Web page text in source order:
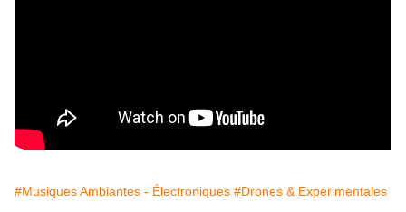
#Musiques Ambiantes - Électroniques #Drones & Expérimentales